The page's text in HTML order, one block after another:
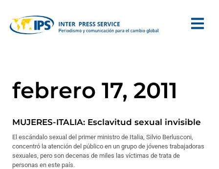
febrero 17, 2011
MUJERES-ITALIA: Esclavitud sexual invisible
El escándalo sexual del primer ministro de Italia, Silvio Berlusconi,
concentró la atención del público en un grupo de jóvenes trabajadoras
sexuales, pero son decenas de miles las víctimas de trata de
personas en este país.